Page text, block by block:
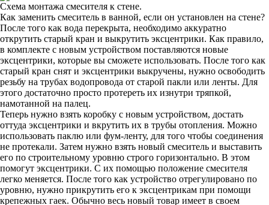
Схема монтажа смесителя к стене.
Как заменить смеситель в ванной, если он установлен на стене?
После того как вода перекрыта, необходимо аккуратно
открутить старый кран и выкрутить эксцентрики. Как правило,
в комплекте с новым устройством поставляются новые
эксцентрики, которые вы сможете использовать. После того как
старый кран снят и эксцентрики выкручены, нужно освободить
резьбу на трубах водопровода от старой пакли или ленты. Для
этого достаточно просто протереть их изнутри тряпкой,
намотанной на палец.
Теперь нужно взять коробку с новым устройством, достать
оттуда эксцентрики и вкрутить их в трубы отопления. Можно
использовать паклю или фум-ленту, для того чтобы соединения
не протекали. Затем нужно взять новый смеситель и выставить
его по строительному уровню строго горизонтально. В этом
помогут эксцентрики. С их помощью положение смесителя
легко меняется. После того как устройство отрегулировано по
уровню, нужно прикрутить его к эксцентрикам при помощи
крепежных гаек. Обычно весь новый товар имеет в своем